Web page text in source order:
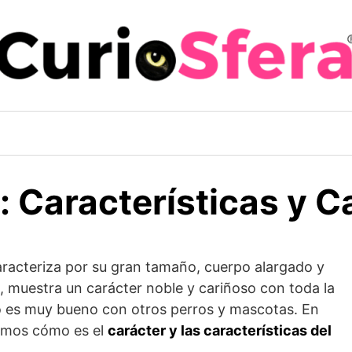
Características y
por su gran tamaño, cuerpo alargado y
muestra un carácter noble y cariñoso con toda la
muy bueno con otros perros y mascotas. En
cómo es el carácter y las características del